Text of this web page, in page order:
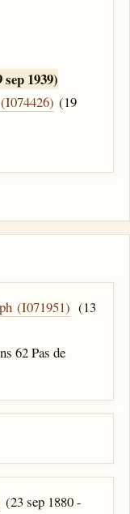
1939)
(19
(I071951) (13
62 Pas de
(23 sep 1880 -